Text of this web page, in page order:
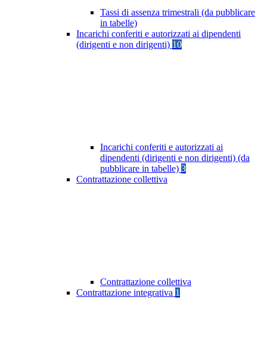
Tassi di assenza trimestrali (da pubblicare
in tabelle)
Incarichi conferiti e autorizzati ai dipendenti
(dirigenti e non dirigenti) 10
Incarichi conferiti e autorizzati ai
dipendenti (dirigenti e non dirigenti) (da
pubblicare in tabelle) 3
Contrattazione collettiva
Contrattazione collettiva
Contrattazione integrativa 1